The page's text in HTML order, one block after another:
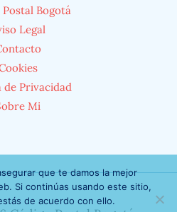
Bogotá
Legal
de Privacidad
Mi
que te damos la mejor
Si continúas usando este sitio,
de acuerdo con ello.